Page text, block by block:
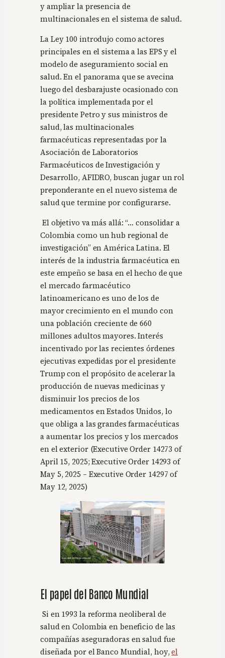
y ampliar la presencia de
multinacionales en el sistema de salud.
La Ley 100 introdujo como actores
principales en el sistema a las EPS y el
modelo de aseguramiento social en
salud. En el panorama que se avecina
luego del desbarajuste ocasionado con
la política implementada por el
presidente Petro y sus ministros de
salud, las multinacionales
farmacéuticas representadas por la
Asociación de Laboratorios
Farmacéuticos de Investigación y
Desarrollo, AFIDRO, buscan jugar un rol
preponderante en el nuevo sistema de
salud que termine por configurarse.
El objetivo va más allá: “… consolidar a
Colombia como un hub regional de
investigación” en América Latina. El
interés de la industria farmacéutica en
este empeño se basa en el hecho de que
el mercado farmacéutico
latinoamericano es uno de los de
mayor crecimiento en el mundo con
una población creciente de 660
millones adultos mayores. Interés
incentivado por las recientes órdenes
ejecutivas expedidas por el presidente
Trump con el propósito de acelerar la
producción de nuevas medicinas y
disminuir los precios de los
medicamentos en Estados Unidos, lo
que obliga a las grandes farmacéuticas
a aumentar los precios y los mercados
en el exterior (Executive Order 14273 of
April 15, 2025; Executive Order 14293 of
May 5, 2025 – Executive Order 14297 of
May 12, 2025)
El papel del Banco Mundial
Si en 1993 la reforma neoliberal de
salud en Colombia en beneficio de las
compañías aseguradoras en salud fue
diseñada por el Banco Mundial, hoy,el